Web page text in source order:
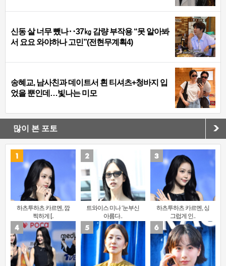
신동 살 너무 뺐나‥37㎏ 감량 부작용 “못 알아봐
서 요요 와야하나 고민”(전현무계획4)
송혜교, 남사친과 데이트서 흰 티셔츠+청바지 입
었을 뿐인데…빛나는 미모
많이 본 포토
하츠투하츠 카르멘, 깜
찍하게 [..
트와이스 미나 ‘눈부신
아름다..
하츠투하츠 카르멘, 싱
그럽게 인..